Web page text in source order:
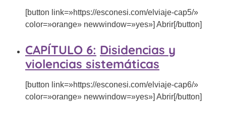
[button link=»https://esconesi.com/elviaje-cap5/»
color=»orange» newwindow=»yes»] Abrir[/button]
CAPÍTULO 6: Disidencias y
violencias sistemáticas
[button link=»https://esconesi.com/elviaje-cap6/»
color=»orange» newwindow=»yes»] Abrir[/button]